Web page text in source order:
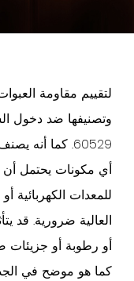
لتقييم مقاومة
60529. كما
أي مكونات يحتمل أن
العالية ضرورية. قد
أو رطوبة أو جزيئات
كما هو موضح في